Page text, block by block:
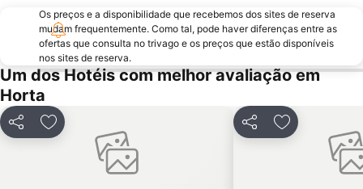
Os preços e a disponibilidade que recebemos dos sites de reserva
mudam frequentemente. Como tal, pode haver diferenças entre as
ofertas que consulta no trivago e os preços que estão disponíveis
nos sites de reserva.
Um dos Hotéis com melhor avaliação em
Horta
PartilharAdicionar aos favoritos PartilharAdicionar